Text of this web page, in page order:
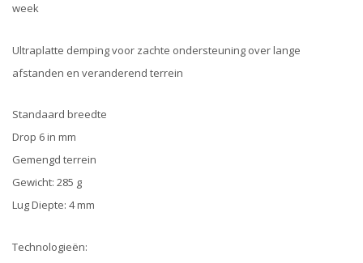
week
Ultraplatte demping voor zachte ondersteuning over lange
afstanden en veranderend terrein
Standaard breedte
Drop 6 in mm
Gemengd terrein
Gewicht: 285 g
Lug Diepte: 4 mm
Technologieën: